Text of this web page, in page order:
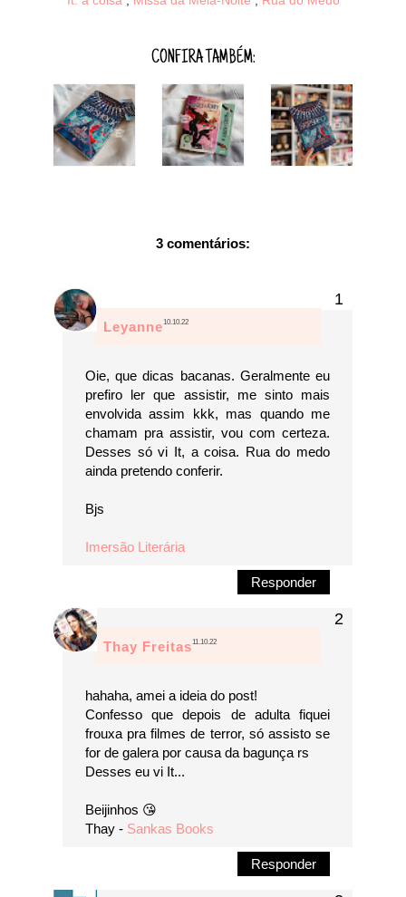
CONFIRA TAMBÉM:
3 comentários:
Leyanne10.10.22
Oie, que dicas bacanas. Geralmente eu
prefiro ler que assistir, me sinto mais
envolvida assim kkk, mas quando me
chamam pra assistir, vou com certeza.
Desses só vi It, a coisa. Rua do medo
ainda pretendo conferir.
Bjs
Imersão Literária
Responder
Thay Freitas11.10.22
hahaha, amei a ideia do post!
Confesso que depois de adulta fiquei
frouxa pra filmes de terror, só assisto se
for de galera por causa da bagunça rs
Desses eu vi It...
Beijinhos 😘
Thay - Sankas Books
Responder